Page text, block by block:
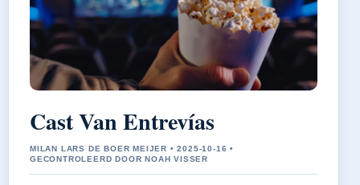
Cast Van Entrevías
MILAN LARS DE BOER MEIJER • 2025-10-16 •
GECONTROLEERD DOOR NOAH VISSER